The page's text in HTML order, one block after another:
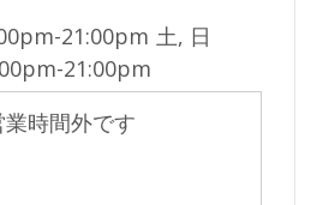
21:00pm 土, 日
21:00pm
業時間外です